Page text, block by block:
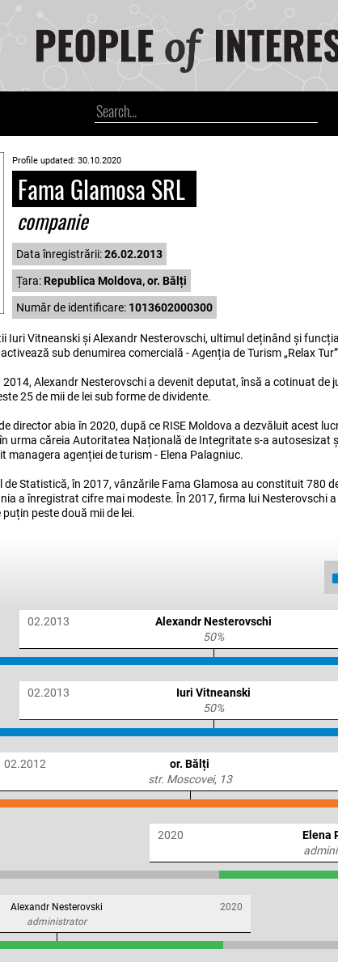
Profile updated: 30.10.2020
Fama Glamosa SRL
companie
Data înregistrării:26.02.2013
Țara: Republica Moldova, or. Bălți
Număr de identificare: 1013602000300
Iuri Vitneanski și Alexandr Nesterovschi, ultimul deținând și
sub denumirea comercială - Agenția de Turism „Relax
Alexandr Nesterovschi a devenit deputat, însă a cotinuat de
25 de mii de lei sub forme de dividente.
director abia în 2020, după ce RISE Moldova a dezvăluit acest
urma căreia Autoritatea Națională de Integritate s-a autosesizat
managera agenției de turism - Elena Palagniuc.
Statistică, în 2017, vânzările Fama Glamosa au constituit 780
a înregistrat cifre mai modeste. În 2017, firma lui Nesterovschi
peste două mii de lei.
02.2013
Alexandr Nesterovschi
50%
02.2013
Iuri Vitneanski
50%
02.2012
or. Bălți
str. Moscovei, 13
2020
Elena
Alexandr Nesterovski
2020
administrator